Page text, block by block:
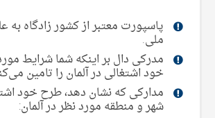
پاسپورت معتبر از کشور زادگاه به
ملی‌.
مدرکی‌ دال بر اینکه شما شرایط
خود اشتغالی در آلمان را تامین
مدارکی که نشان دهد، طرح خود
شهر و منطقه مورد نظر در آلمان: